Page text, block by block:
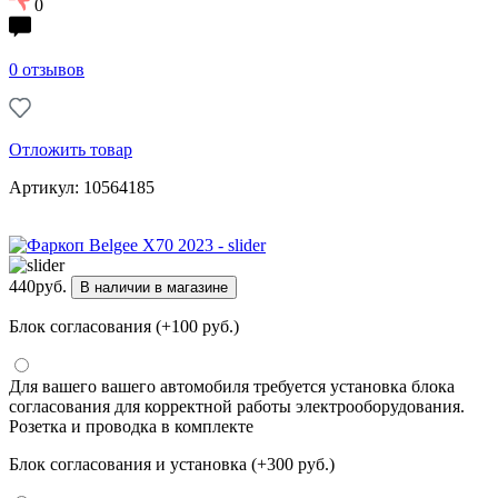
0
0 отзывов
Отложить товар
Артикул: 10564185
440руб. В наличии в магазине
Блок согласования (+100 руб.)
Для вашего вашего автомобиля требуется установка блока
согласования для корректной работы электрооборудования.
Розетка и проводка в комплекте
Блок согласования и установка (+300 руб.)